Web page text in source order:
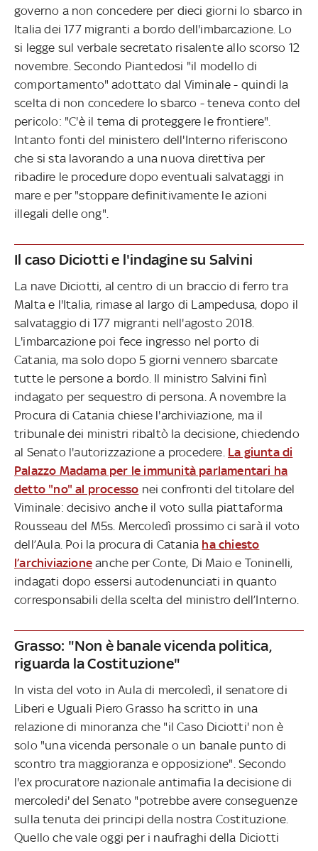
governo a non concedere per dieci giorni lo sbarco in
Italia dei 177 migranti a bordo dell'imbarcazione. Lo
si legge sul verbale secretato risalente allo scorso 12
novembre. Secondo Piantedosi "il modello di
comportamento" adottato dal Viminale - quindi la
scelta di non concedere lo sbarco - teneva conto del
pericolo: "C'è il tema di proteggere le frontiere".
Intanto fonti del ministero dell'Interno riferiscono
che si sta lavorando a una nuova direttiva per
ribadire le procedure dopo eventuali salvataggi in
mare e per "stoppare definitivamente le azioni
illegali delle ong".
Il caso Diciotti e l'indagine su Salvini
La nave Diciotti, al centro di un braccio di ferro tra
Malta e l'Italia, rimase al largo di Lampedusa, dopo il
salvataggio di 177 migranti nell'agosto 2018.
L'imbarcazione poi fece ingresso nel porto di
Catania, ma solo dopo 5 giorni vennero sbarcate
tutte le persone a bordo. Il ministro Salvini finì
indagato per sequestro di persona. A novembre la
Procura di Catania chiese l'archiviazione, ma il
tribunale dei ministri ribaltò la decisione, chiedendo
al Senato l'autorizzazione a procedere. La giunta di
Palazzo Madama per le immunità parlamentari ha
detto "no" al processo nei confronti del titolare del
Viminale: decisivo anche il voto sulla piattaforma
Rousseau del M5s. Mercoledì prossimo ci sarà il voto
dell’Aula. Poi la procura di Catania ha chiesto
l’archiviazione anche per Conte, Di Maio e Toninelli,
indagati dopo essersi autodenunciati in quanto
corresponsabili della scelta del ministro dell’Interno.
Grasso: "Non è banale vicenda politica,
riguarda la Costituzione"
In vista del voto in Aula di mercoledì, il senatore di
Liberi e Uguali Piero Grasso ha scritto in una
relazione di minoranza che "il Caso Diciotti' non è
solo "una vicenda personale o un banale punto di
scontro tra maggioranza e opposizione". Secondo
l'ex procuratore nazionale antimafia la decisione di
mercoledi' del Senato "potrebbe avere conseguenze
sulla tenuta dei principi della nostra Costituzione.
Quello che vale oggi per i naufraghi della Diciotti